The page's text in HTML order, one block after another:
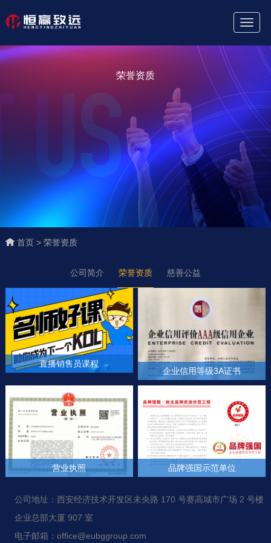
荣誉资质
首页 > 荣誉资质
公司简介 荣誉资质 慈善公益
直播销售员课程
企业信用等级3A证书
营业执照
品牌强国示范单位
公司地址：西安经济技术开发区未央路 170 号赛高城市广场 2 号楼
企业总部大厦 907 室
电子邮箱：office@eubggroup.com